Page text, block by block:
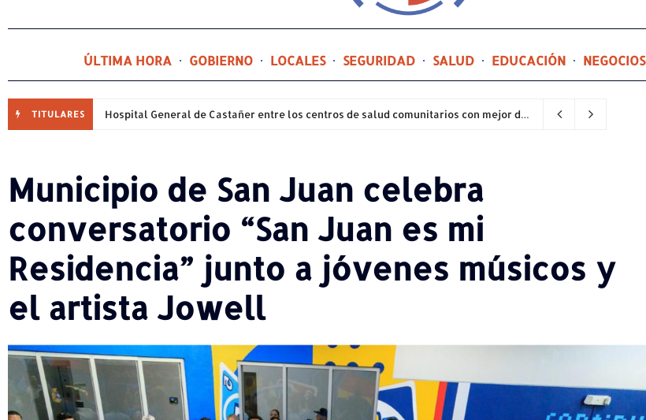
ÚLTIMA HORA GOBIERNO LOCALES SEGURIDAD SALUD EDUCACIÓN NEGOCIOS
TITULARES Hospital General de Castañer entre los centros de salud comunitarios con mejor desempeño clínico de Estados Unidos
Municipio de San Juan celebra
conversatorio “San Juan es mi
Residencia” junto a jóvenes músicos y
el artista Jowell